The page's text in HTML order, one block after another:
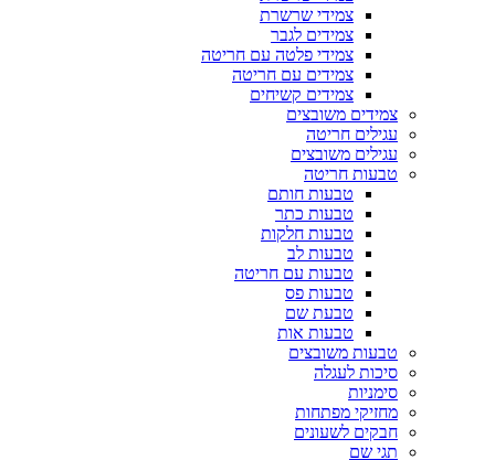
צמידי שרשרת
צמידים לגבר
צמידי פלטה עם חריטה
צמידים עם חריטה
צמידים קשיחים
צמידים משובצים
עגילים חריטה
עגילים משובצים
טבעות חריטה
טבעות חותם
טבעות כתר
טבעות חלקות
טבעות לב
טבעות עם חריטה
טבעות פס
טבעת שם
טבעות אות
טבעות משובצים
סיכות לעגלה
סימניות
מחזיקי מפתחות
חבקים לשעונים
תגי שם